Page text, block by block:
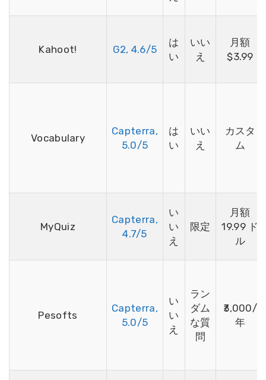
Kahoot! G2, 4.6/5
は
い
いい
え
月額
$3.99
Vocabulary
Capterra,
5.0/5
は
い
いい
え
カスタ
ム
MyQuiz
Capterra,
4.7/5
い
い
え
限定
月額
19.99 ド
ル
Pesofts
Capterra,
5.0/5
い
い
え
ラン
ダム
な質
問
₹3,000/
年